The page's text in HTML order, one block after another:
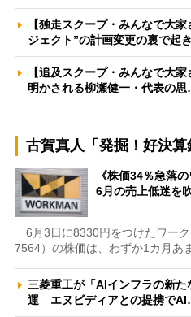
【独走スクープ・みんなで大
ジェクト”の計画変更の裏で起
【追及スクープ・みんなで大
明かされる柳瀬健一・代表の
古賀真人「発掘！好決算
《株価34％急落
6月の売上低迷を
6月3日に8330円をつけたワーク
7564）の株価は、わずか1カ月あ
三菱重工が「AIインフラの新
運 エヌビディアとの提携で